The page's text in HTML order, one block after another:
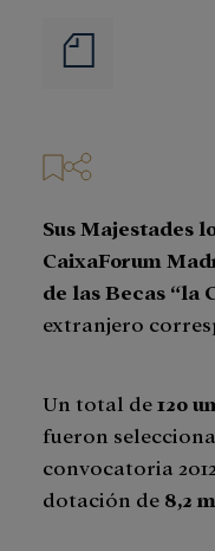
de
Sus Majestades
CaixaForum
de las Becas “la
extranjero
Un total de120
fueron
convocatoria
dotación de 8,2